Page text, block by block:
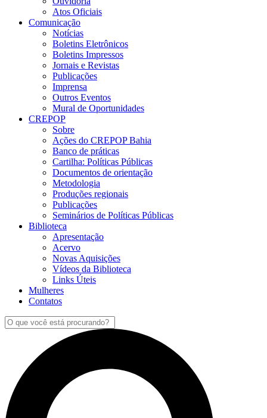
Atos Oficiais
Comunicação
Notícias
Boletins Eletrônicos
Boletins Impressos
Jornais e Revistas
Publicações
Imprensa
Outros Eventos
Mural de Oportunidades
CREPOP
Sobre
Ações do CREPOP Bahia
Banco de práticas
Cartilha: Políticas Públicas
Documentos de orientação
Metodologia
Produções regionais
Publicações
Seminários de Políticas Públicas
Biblioteca
Apresentação
Acervo
Novas Aquisições
Vídeos da Biblioteca
Links Úteis
Mulheres
Contatos